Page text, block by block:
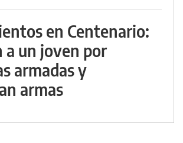
en Centenario:
a un joven por
armadas y
armas